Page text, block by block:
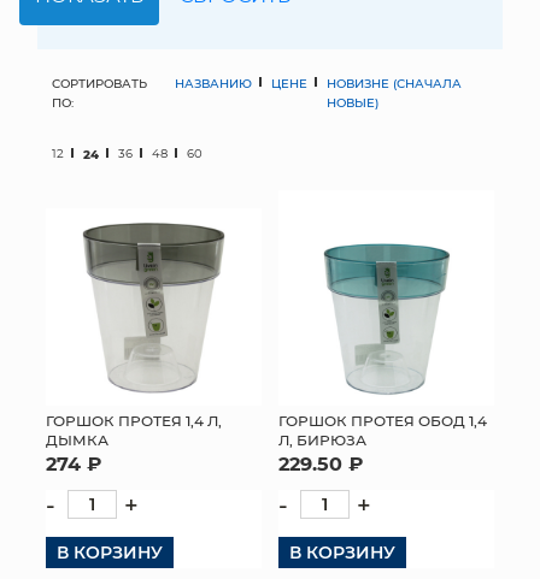
МЯГКИЕ ИГРУШКИ
ИСКУССТВЕННЫЕ ЦВЕТЫ
ТОРГОВЫЙ ЦЕНТР
ОПТОВЫМ КЛИЕНТАМ
ДОСТАВКА И ОПЛАТА
СОРТИРОВАТЬ
ПО:
НАЗВАНИЮ ЦЕНЕ
НОВИЗНЕ (СНАЧАЛА
НОВЫЕ)
12 24 36 48 60
ГОРШОК ПРОТЕЯ 1,4 Л,
ДЫМКА
274 ₽
- +
В КОРЗИНУ
ГОРШОК ПРОТЕЯ ОБОД 1,4
Л, БИРЮЗА
229.50 ₽
- +
В КОРЗИНУ